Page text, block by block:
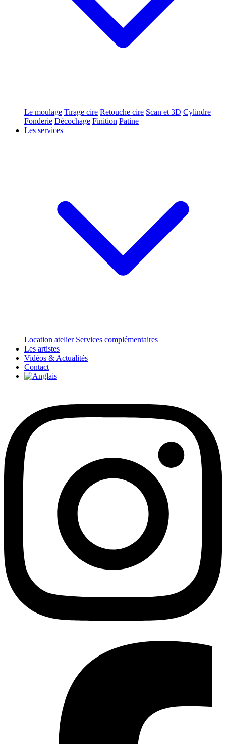
Le moulage Tirage cire Retouche cire Scan et 3D Cylindre
Fonderie Décochage Finition Patine
Les services
Location atelier Services complémentaires
Les artistes
Vidéos & Actualités
Contact